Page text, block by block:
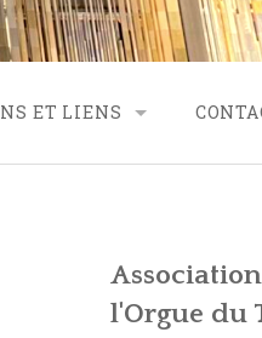
ET LIENS
l'Orgue du